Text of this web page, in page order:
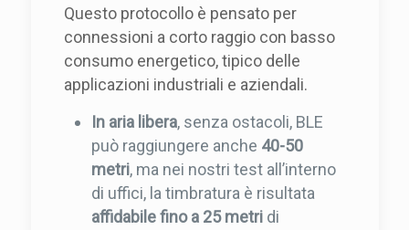
Questo protocollo è pensato per
connessioni a corto raggio con basso
consumo energetico, tipico delle
applicazioni industriali e aziendali.
In aria libera, senza ostacoli, BLE
può raggiungere anche 40-50
metri, ma nei nostri test all’interno
di uffici, la timbratura è risultata
affidabile fino a 25 metri di